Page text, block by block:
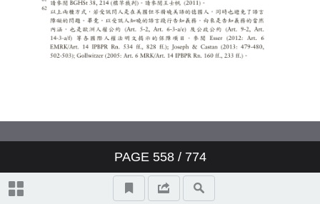
PAGE 558/ 774
裁判為借鑑
私人保險保費之前男女平等？從
得宜的監禁條件與收容人尊嚴的
尊重：歐洲人權法院相關裁判研